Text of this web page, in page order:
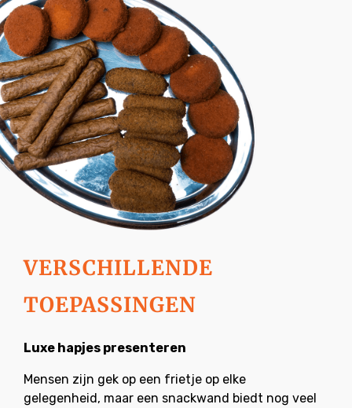
VERSCHILLENDE
TOEPASSINGEN
Luxe hapjes presenteren
Mensen zijn gek op een frietje op elke
gelegenheid, maar een snackwand biedt nog veel